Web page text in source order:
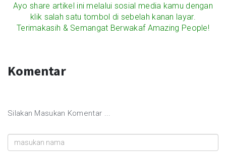
Ayo share artikel ini melalui sosial media kamu dengan
klik salah satu tombol di sebelah kanan layar.
Terimakasih & Semangat Berwakaf Amazing People!
Komentar
Silakan Masukan Komentar ...